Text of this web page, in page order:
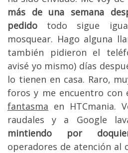
más de una semana
pedido todo sigue
mosquear. Hago alguna
también pidieron el
avisé yo mismo) días
lo tienen en casa. Raro,
foros y me encuentro con
fantasma en HTCmania.
raudales y a Google
mintiendo por
operadores de atención al